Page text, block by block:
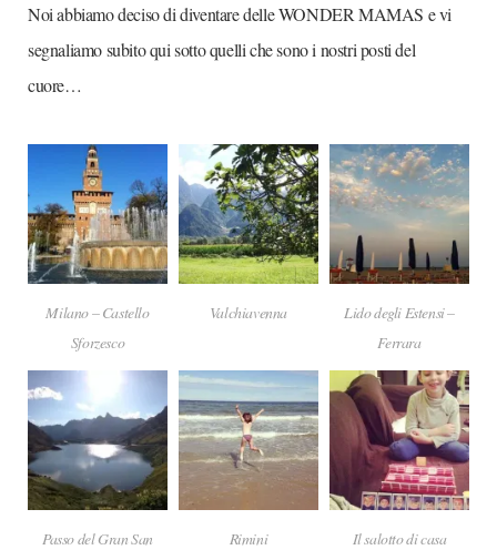
Noi abbiamo deciso di diventare delle WONDER MAMAS e vi
segnaliamo subito qui sotto quelli che sono i nostri posti del
cuore…
Milano – Castello
Sforzesco
Valchiavenna
Lido degli Estensi –
Ferrara
Passo del Gran San
Rimini Il salotto di casa